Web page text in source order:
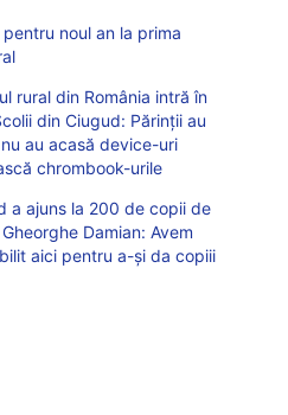
noul an la prima
rural din România intră în
din Ciugud: Părinții au
au acasă device-uri
chrombook-urile
a ajuns la 200 de copii de
Damian: Avem
aici pentru a-și da copiii